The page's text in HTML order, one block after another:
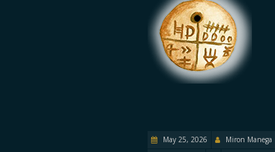
May 25, 2026 Miron Manega